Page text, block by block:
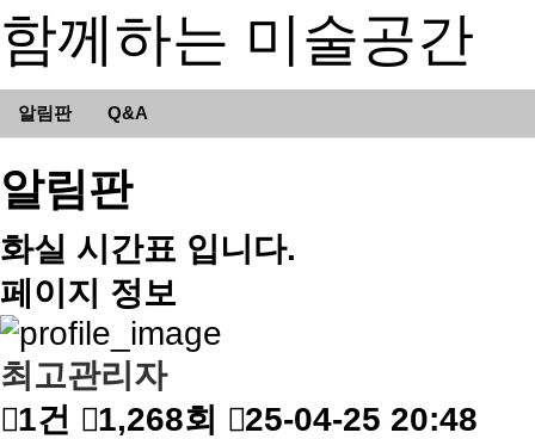
함께하는 미술공간
알림판 Q&A
알림판
화실 시간표 입니다.
페이지 정보
최고관리자
1건 1,268회 25-04-25 20:48